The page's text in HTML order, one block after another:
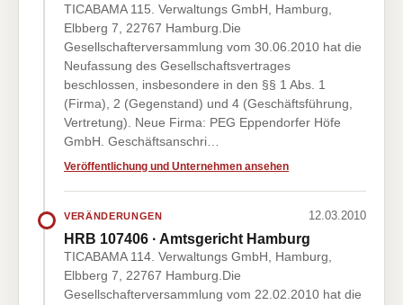
TICABAMA 115. Verwaltungs GmbH, Hamburg,
Elbberg 7, 22767 Hamburg.Die
Gesellschafterversammlung vom 30.06.2010 hat die
Neufassung des Gesellschaftsvertrages
beschlossen, insbesondere in den §§ 1 Abs. 1
(Firma), 2 (Gegenstand) und 4 (Geschäftsführung,
Vertretung). Neue Firma: PEG Eppendorfer Höfe
GmbH. Geschäftsanschri…
Veröffentlichung und Unternehmen ansehen
VERÄNDERUNGEN 12.03.2010
HRB 107406 · Amtsgericht Hamburg
TICABAMA 114. Verwaltungs GmbH, Hamburg,
Elbberg 7, 22767 Hamburg.Die
Gesellschafterversammlung vom 22.02.2010 hat die